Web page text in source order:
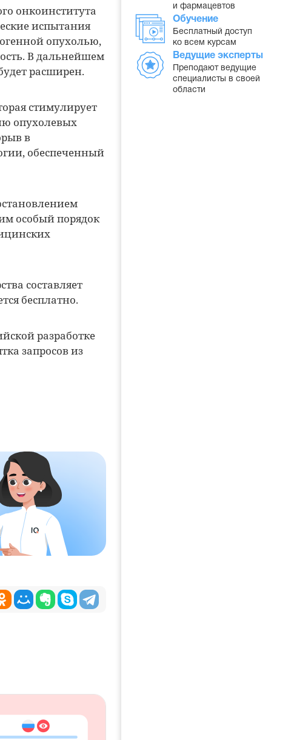
онкоинститута
испытания
опухолью,
В дальнейшем
расширен.
стимулирует
опухолевых
в
обеспеченный
особый порядок
составляет
бесплатно.
разработке
запросов из
и фармацевтов
Обучение
Бесплатный доступ
ко всем курсам
Ведущие эксперты
Преподают ведущие
специалисты в своей
области